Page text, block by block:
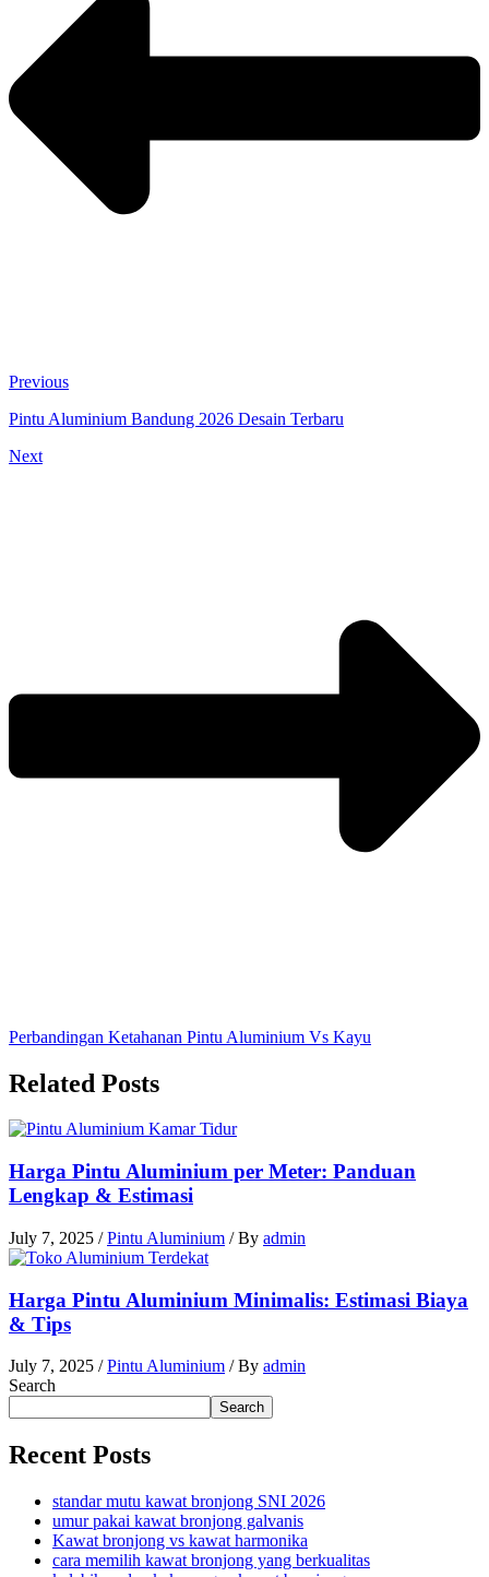
Previous
Pintu Aluminium Bandung 2026 Desain Terbaru
Next
Perbandingan Ketahanan Pintu Aluminium Vs Kayu
Related Posts
Harga Pintu Aluminium per Meter: Panduan
Lengkap & Estimasi
July 7, 2025 /Pintu Aluminium / By admin
Harga Pintu Aluminium Minimalis: Estimasi Biaya
& Tips
July 7, 2025 /Pintu Aluminium / By admin
Search
Search
Recent Posts
standar mutu kawat bronjong SNI 2026
umur pakai kawat bronjong galvanis
Kawat bronjong vs kawat harmonika
cara memilih kawat bronjong yang berkualitas